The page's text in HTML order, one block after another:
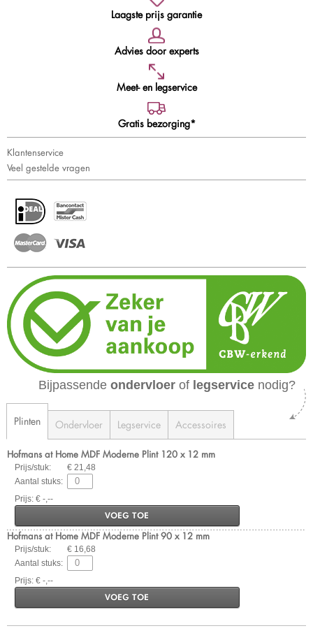
Laagste prijs garantie
Advies door experts
Meet- en legservice
Gratis bezorging*
Klantenservice
Veel gestelde vragen
Bijpassende ondervloer of legservice nodig?
Plinten Ondervloer Legservice Accessoires
Hofmans at Home MDF Moderne Plint 120 x 12 mm
Prijs/stuk:
€ 21,48
Aantal stuks:
Prijs: € -,--
VOEG TOE
Hofmans at Home MDF Moderne Plint 90 x 12 mm
Prijs/stuk:
€ 16,68
Aantal stuks:
Prijs: € -,--
VOEG TOE